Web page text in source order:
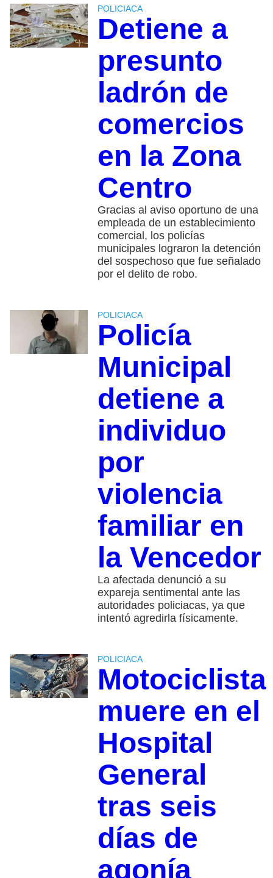
POLICIACA
Detiene a
presunto
ladrón de
comercios
en la Zona
Centro
Gracias al aviso oportuno de una
empleada de un establecimiento
comercial, los policías
municipales lograron la detención
del sospechoso que fue señalado
por el delito de robo.
POLICIACA
Policía
Municipal
detiene a
individuo
por
violencia
familiar en
la Vencedor
La afectada denunció a su
expareja sentimental ante las
autoridades policiacas, ya que
intentó agredirla físicamente.
POLICIACA
Motociclista
muere en el
Hospital
General
tras seis
días de
agonía